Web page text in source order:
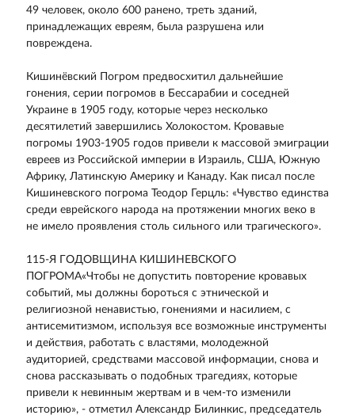
49 человек, около 600 ранено, треть зданий,
принадлежащих евреям, была разрушена или
повреждена.
Кишинёвский Погром предвосхитил дальнейшие
гонения, серии погромов в Бессарабии и соседней
Украине в 1905 году, которые через несколько
десятилетий завершились Холокостом. Кровавые
погромы 1903-1905 годов привели к массовой эмиграции
евреев из Российской империи в Израиль, США, Южную
Африку, Латинскую Америку и Канаду. Как писал после
Кишиневского погрома Теодор Герцль: «Чувство единства
среди еврейского народа на протяжении многих веко в
не имело проявления столь сильного или трагического».
115-Я ГОДОВЩИНА КИШИНЕВСКОГО
ПОГРОМА«Чтобы не допустить повторение кровавых
событий, мы должны бороться с этнической и
религиозной ненавистью, гонениями и насилием, с
антисемитизмом, используя все возможные инструменты
и действия, работать с властями, молодежной
аудиторией, средствами массовой информации, снова и
снова рассказывать о подобных трагедиях, которые
привели к невинным жертвам и в чем-то изменили
историю», - отметил Александр Билинкис, председатель